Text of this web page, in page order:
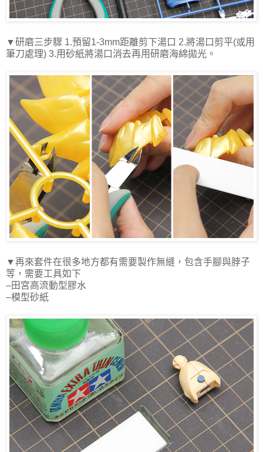
▼研磨三步驟 1.預留1-3mm距離剪下湯口 2.將湯口剪平(或用
筆刀處理) 3.用砂紙將湯口消去再用研磨海綿拋光。
▼再來套件在很多地方都有需要製作無縫，包含手腳與脖子
等，需要工具如下
–田宮高流動型膠水
–模型砂紙